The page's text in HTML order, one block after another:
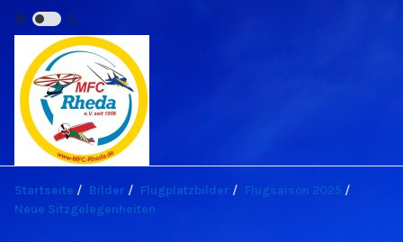
Startseite Bilder Flugplatzbilder
Flugsaison 2025
Neue Sitzgelegenheiten